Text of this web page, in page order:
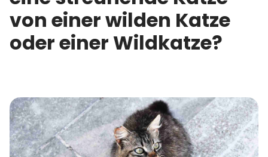
von einer wilden Katze
oder einer Wildkatze?